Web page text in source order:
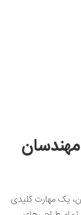
آن، یک مهارت کلیدی